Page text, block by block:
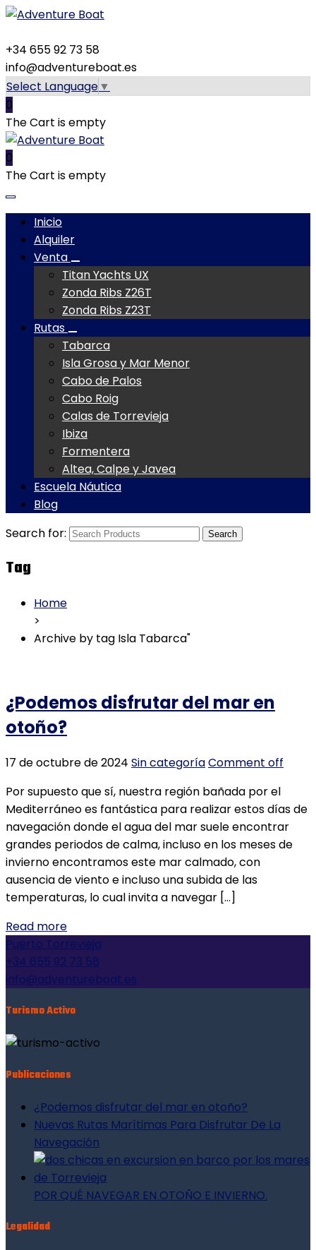
+34 655 92 73 58
info@adventureboat.es
Select Language▼
0
The Cart is empty
0
The Cart is empty
Inicio
Alquiler
Venta
Titan Yachts UX
Zonda Ribs Z26T
Zonda Ribs Z23T
Rutas
Tabarca
Isla Grosa y Mar Menor
Cabo de Palos
Cabo Roig
Calas de Torrevieja
Ibiza
Formentera
Altea, Calpe y Javea
Escuela Náutica
Blog
Search for:
Tag
Home
>
Archive by tag Isla Tabarca"
¿Podemos disfrutar del mar en
otoño?
17 de octubre de 2024 Sin categoríaComment off
Por supuesto que sí, nuestra región bañada por el
Mediterráneo es fantástica para realizar estos días de
navegación donde el agua del mar suele encontrar
grandes periodos de calma, incluso en los meses de
invierno encontramos este mar calmado, con
ausencia de viento e incluso una subida de las
temperaturas, lo cual invita a navegar […]
Read more
Puerto Torrevieja
+34 655 92 73 58
info@adventureboat.es
Turismo Activo
Publicaciones
¿Podemos disfrutar del mar en otoño?
Nuevas Rutas Marítimas Para Disfrutar De La
Navegación
POR QUÉ NAVEGAR EN OTOÑO E INVIERNO.
Legalidad